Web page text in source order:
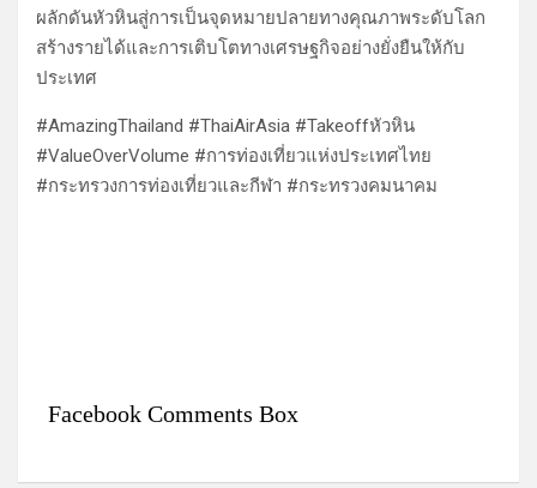
ผลักดันหัวหินสู่การเป็นจุดหมายปลายทางคุณภาพระดับโลก
สร้างรายได้และการเติบโตทางเศรษฐกิจอย่างยั่งยืนให้กับ
ประเทศ
#AmazingThailand #ThaiAirAsia #Takeoffหัวหิน
#ValueOverVolume #การท่องเที่ยวแห่งประเทศไทย
#กระทรวงการท่องเที่ยวและกีฬา #กระทรวงคมนาคม
Facebook Comments Box